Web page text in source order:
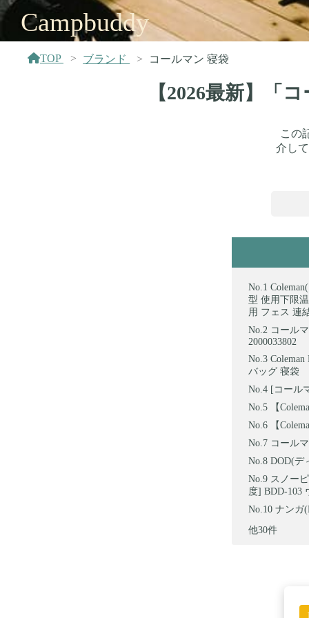
Campbuddy
TOP ブランド コールマン 寝袋
【2026最新】「
この
介し
型 使用下限
用 フェス 連
コール
2000033802
バッグ 寝袋
[コール
【
【
コール
DOD(デ
スノー
度] BDD-103
ナンガ
他30件